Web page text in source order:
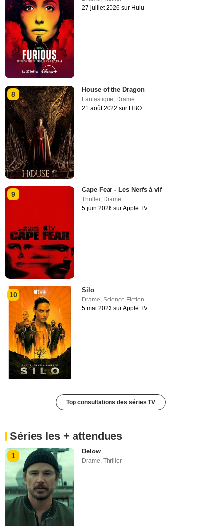
27 juillet 2026 sur Hulu
8
House of the Dragon
Fantastique, Drame
21 août 2022 sur HBO
9
Cape Fear - Les Nerfs à vif
Thriller, Drame
5 juin 2026 sur Apple TV
10
Silo
Drame,Science Fiction
5 mai 2023 sur Apple TV
Top consultations des séries TV
Séries les + attendues
1
Below
Drame ,Thriller